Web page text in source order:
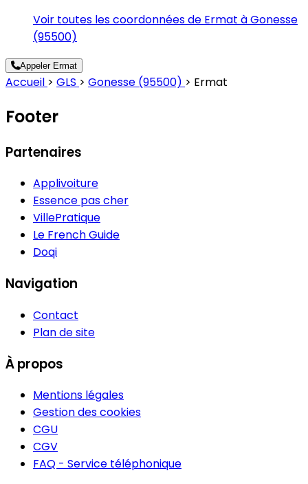
Voir toutes les coordonnées de Ermat à Gonesse
(95500)
Appeler Ermat
Accueil > GLS > Gonesse (95500) > Ermat
Footer
Partenaires
Applivoiture
Essence pas cher
VillePratique
Le French Guide
Doqi
Navigation
Contact
Plan de site
À propos
Mentions légales
Gestion des cookies
CGU
CGV
FAQ - Service téléphonique